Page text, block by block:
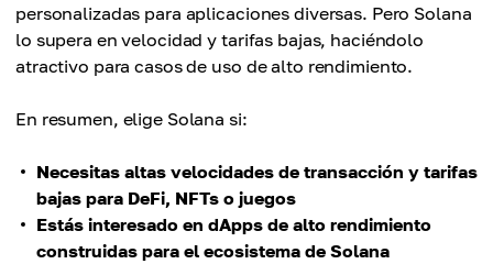
personalizadas para aplicaciones diversas. Pero Solana
lo supera en velocidad y tarifas bajas, haciéndolo
atractivo para casos de uso de alto rendimiento.
En resumen, elige Solana si:
Necesitas altas velocidades de transacción y tarifas
bajas para DeFi, NFTs o juegos
Estás interesado en dApps de alto rendimiento
construidas para el ecosistema de Solana